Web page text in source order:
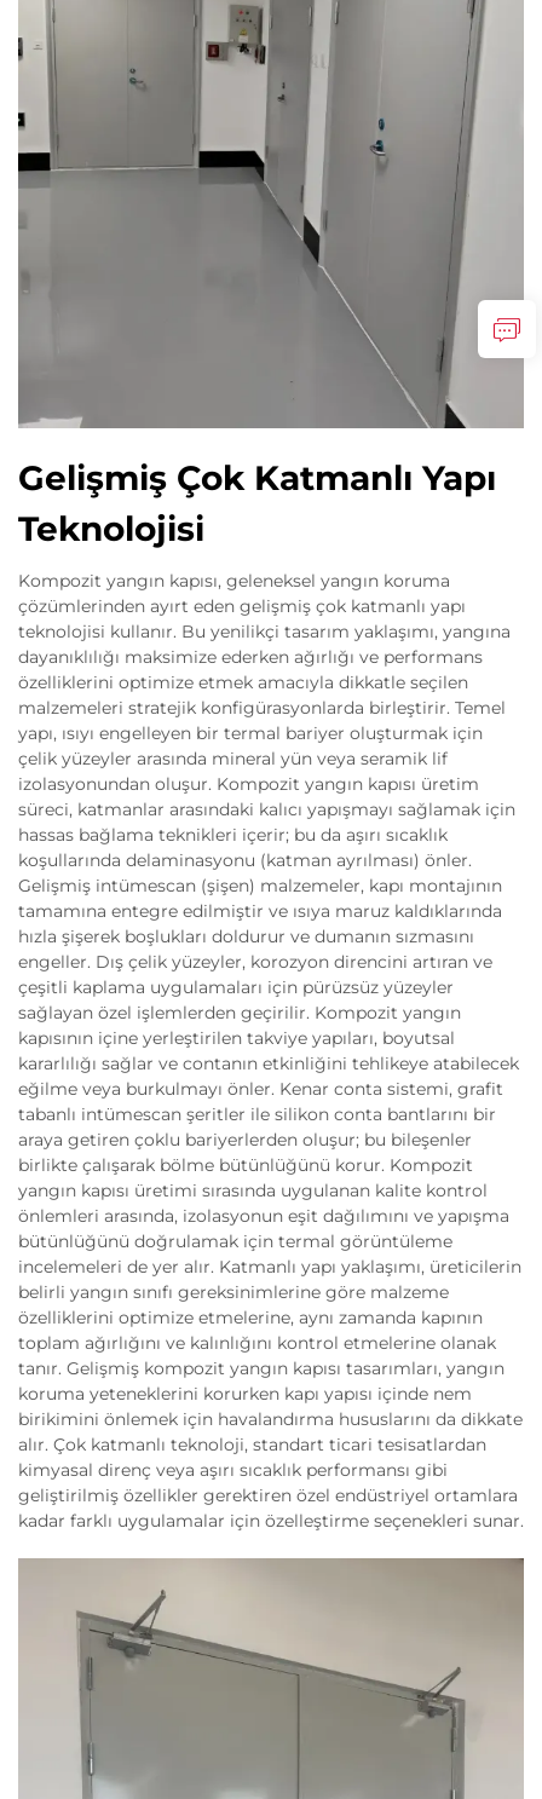
Gelişmiş Çok Katmanlı Yapı
Teknolojisi
Kompozit yangın kapısı, geleneksel yangın koruma
çözümlerinden ayırt eden gelişmiş çok katmanlı yapı
teknolojisi kullanır. Bu yenilikçi tasarım yaklaşımı, yangına
dayanıklılığı maksimize ederken ağırlığı ve performans
özelliklerini optimize etmek amacıyla dikkatle seçilen
malzemeleri stratejik konfigürasyonlarda birleştirir. Temel
yapı, ısıyı engelleyen bir termal bariyer oluşturmak için
çelik yüzeyler arasında mineral yün veya seramik lif
izolasyonundan oluşur. Kompozit yangın kapısı üretim
süreci, katmanlar arasındaki kalıcı yapışmayı sağlamak için
hassas bağlama teknikleri içerir; bu da aşırı sıcaklık
koşullarında delaminasyonu (katman ayrılması) önler.
Gelişmiş intümescan (şişen) malzemeler, kapı montajının
tamamına entegre edilmiştir ve ısıya maruz kaldıklarında
hızla şişerek boşlukları doldurur ve dumanın sızmasını
engeller. Dış çelik yüzeyler, korozyon direncini artıran ve
çeşitli kaplama uygulamaları için pürüzsüz yüzeyler
sağlayan özel işlemlerden geçirilir. Kompozit yangın
kapısının içine yerleştirilen takviye yapıları, boyutsal
kararlılığı sağlar ve contanın etkinliğini tehlikeye atabilecek
eğilme veya burkulmayı önler. Kenar conta sistemi, grafit
tabanlı intümescan şeritler ile silikon conta bantlarını bir
araya getiren çoklu bariyerlerden oluşur; bu bileşenler
birlikte çalışarak bölme bütünlüğünü korur. Kompozit
yangın kapısı üretimi sırasında uygulanan kalite kontrol
önlemleri arasında, izolasyonun eşit dağılımını ve yapışma
bütünlüğünü doğrulamak için termal görüntüleme
incelemeleri de yer alır. Katmanlı yapı yaklaşımı, üreticilerin
belirli yangın sınıfı gereksinimlerine göre malzeme
özelliklerini optimize etmelerine, aynı zamanda kapının
toplam ağırlığını ve kalınlığını kontrol etmelerine olanak
tanır. Gelişmiş kompozit yangın kapısı tasarımları, yangın
koruma yeteneklerini korurken kapı yapısı içinde nem
birikimini önlemek için havalandırma hususlarını da dikkate
alır. Çok katmanlı teknoloji, standart ticari tesisatlardan
kimyasal direnç veya aşırı sıcaklık performansı gibi
geliştirilmiş özellikler gerektiren özel endüstriyel ortamlara
kadar farklı uygulamalar için özelleştirme seçenekleri sunar.